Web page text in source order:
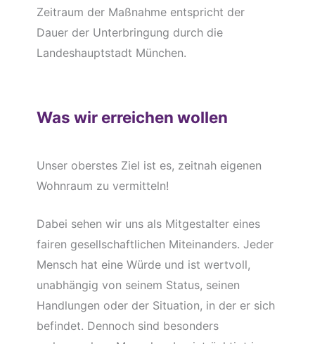
Zeitraum der Maßnahme entspricht der
Dauer der Unterbringung durch die
Landeshauptstadt München.
Was wir erreichen wollen
Unser oberstes Ziel ist es, zeitnah eigenen
Wohnraum zu vermitteln!
Dabei sehen wir uns als Mitgestalter eines
fairen gesellschaftlichen Miteinanders. Jeder
Mensch hat eine Würde und ist wertvoll,
unabhängig von seinem Status, seinen
Handlungen oder der Situation, in der er sich
befindet. Dennoch sind besonders